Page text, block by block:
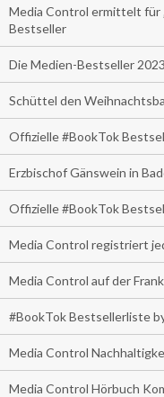
Media Control ermittelt für
Bestseller
Die Medien-Bestseller 2023
Schüttel den
Offizielle #BookTok
Erzbischof Gänswein in
Offizielle #BookTok
Media Control registriert
Media Control auf der
#BookTok Bestsellerliste
Media Control
Media Control Hörbuch